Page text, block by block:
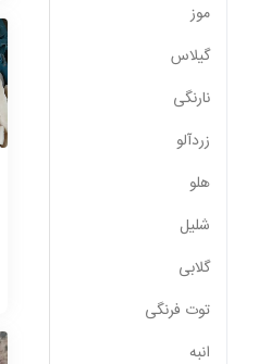
موز
گیلاس
نارنگی
زردآلو
هلو
شلیل
گلابی
توت فرنگی
انبه